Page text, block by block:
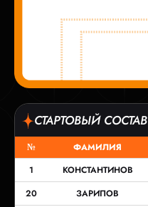
СТАРТОВЫЙ СОСТАВ
№ ФАМИЛИЯ
1
КОНСТАНТИНОВ
20
ЗАРИПОВ